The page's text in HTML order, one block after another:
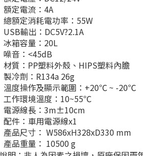
額定電流：4A
總額定消耗電功率：55W
USB輸出：DC5V?2.1A
冰箱容量：20L
噪音：<45dB
材質：PP塑料外殼、HIPS塑料內膽
製冷劑：R134a 26g
溫度操作及顯示範圍：+20℃ ~ -20℃
工作環境溫度：10~55℃
電源線長：3m±10cm
配件：車用電源線x1
產品尺寸： W586xH328xD330 mm
產品重量： 10500 g